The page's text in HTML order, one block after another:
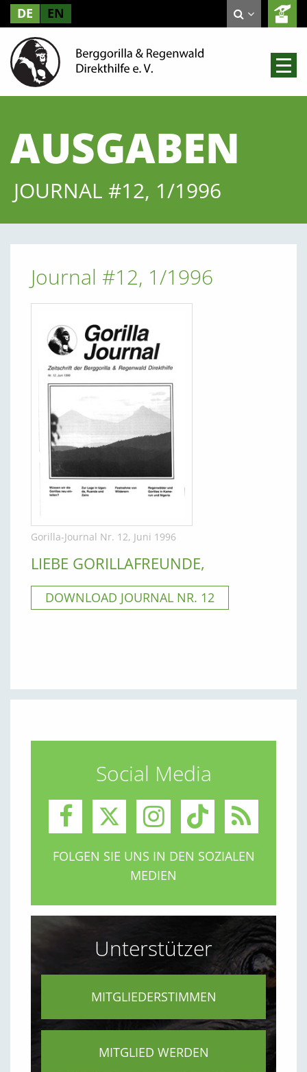
DE EN
AUSGABEN
JOURNAL #12, 1/1996
Journal #12, 1/1996
Gorilla-Journal Nr. 12, Juni 1996
LIEBE GORILLAFREUNDE,
DOWNLOAD JOURNAL NR. 12
Social Media
FOLGEN SIE UNS IN DEN SOZIALEN
MEDIEN
Unterstützer
MITGLIEDERSTIMMEN
MITGLIED WERDEN